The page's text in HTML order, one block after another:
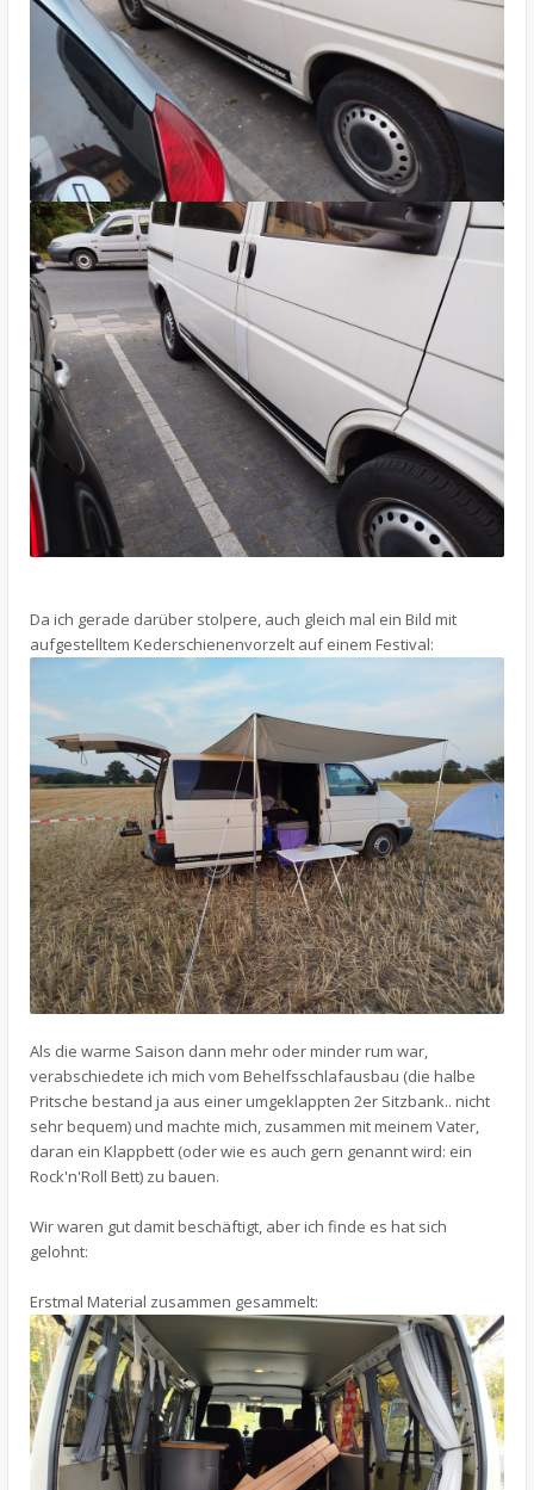
Da ich gerade darüber stolpere, auch gleich mal ein Bild mit
aufgestelltem Kederschienenvorzelt auf einem Festival:
Als die warme Saison dann mehr oder minder rum war,
verabschiedete ich mich vom Behelfsschlafausbau (die halbe
Pritsche bestand ja aus einer umgeklappten 2er Sitzbank.. nicht
sehr bequem) und machte mich, zusammen mit meinem Vater,
daran ein Klappbett (oder wie es auch gern genannt wird: ein
Rock'n'Roll Bett) zu bauen.
Wir waren gut damit beschäftigt, aber ich finde es hat sich
gelohnt:
Erstmal Material zusammen gesammelt: